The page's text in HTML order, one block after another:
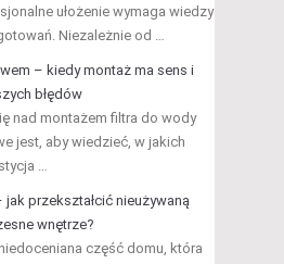
ułożenie wymaga wiedzy
Niezależnie od …
– kiedy montaż ma sens i
błędów
nad montażem filtra do wody
jest, aby wiedzieć, w jakich
…
przekształcić nieużywaną
wnętrze?
część domu, która